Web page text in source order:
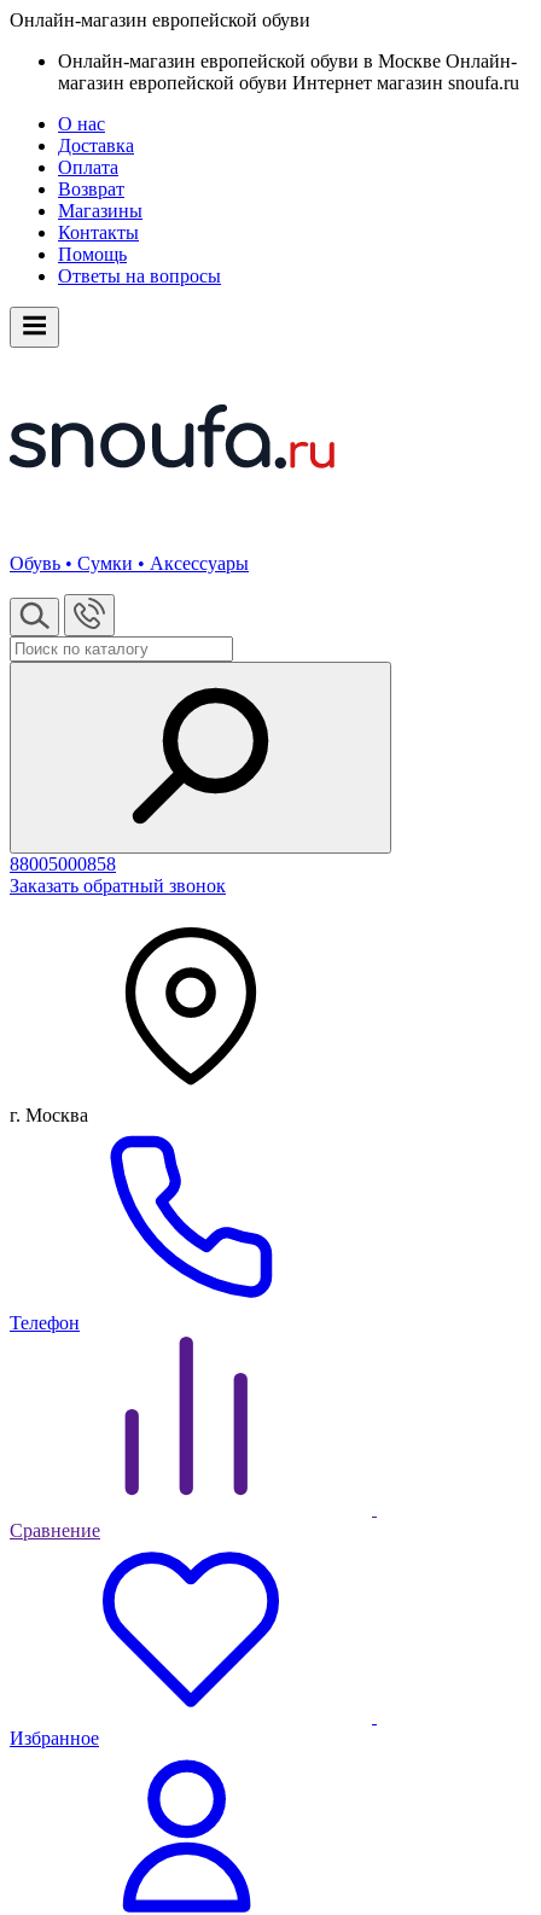
Онлайн-магазин европейской обуви
Онлайн-магазин европейской обуви в Москве Онлайн-
магазин европейской обуви Интернет магазин snoufa.ru
О нас
Доставка
Оплата
Возврат
Магазины
Контакты
Помощь
Ответы на вопросы
Обувь • Сумки • Аксессуары
88005000858
Заказать обратный звонок
г. Москва
Телефон
Сравнение
Избранное